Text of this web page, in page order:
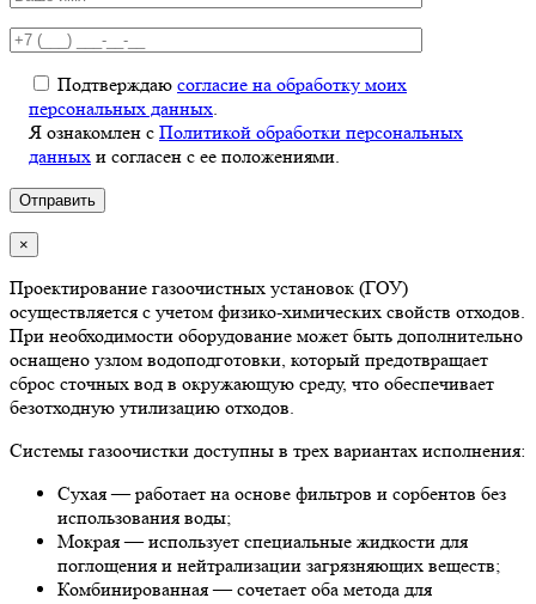
Подтверждаю согласие на обработку моих
персональных данных
Я ознакомлен с Политикой обработки персональных
данных и согласен с ее положениями.
×
Проектирование газоочистных установок (ГОУ)
осуществляется с учетом физико-химических свойств отходов.
При необходимости оборудование может быть дополнительно
оснащено узлом водоподготовки, который предотвращает
сброс сточных вод в окружающую среду, что обеспечивает
безотходную утилизацию отходов.
Системы газоочистки доступны в трех вариантах исполнения:
Сухая — работает на основе фильтров и сорбентов без
использования воды;
Мокрая — использует специальные жидкости для
поглощения и нейтрализации загрязняющих веществ;
Комбинированная — сочетает оба метода для